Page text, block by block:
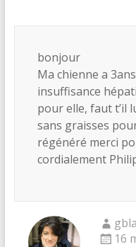
bonjour
Ma chienne a
insuffisance
pour elle, faut t’il
sans graisses
régénéré merci
cordialement
16